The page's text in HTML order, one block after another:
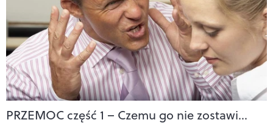
PRZEMOC część 1 – Czemu go nie zostawi…